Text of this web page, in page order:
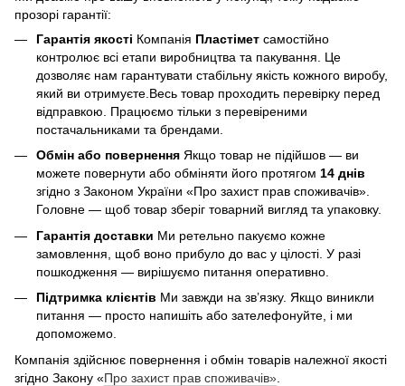
прозорі гарантії:
Гарантія якості Компанія Пластімет самостійно
контролює всі етапи виробництва та пакування. Це
дозволяє нам гарантувати стабільну якість кожного виробу,
який ви отримуєте.Весь товар проходить перевірку перед
відправкою. Працюємо тільки з перевіреними
постачальниками та брендами.
Обмін або повернення Якщо товар не підійшов — ви
можете повернути або обміняти його протягом 14 днів
згідно з Законом України «Про захист прав споживачів».
Головне — щоб товар зберіг товарний вигляд та упаковку.
Гарантія доставки Ми ретельно пакуємо кожне
замовлення, щоб воно прибуло до вас у цілості. У разі
пошкодження — вирішуємо питання оперативно.
Підтримка клієнтів Ми завжди на зв’язку. Якщо виникли
питання — просто напишіть або зателефонуйте, і ми
допоможемо.
Компанія здійснює повернення і обмін товарів належної якості
згідно Закону «Про захист прав споживачів»